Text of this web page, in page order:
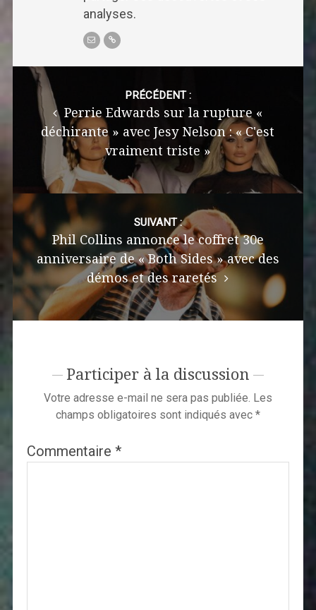
analyses.
Post
navigation
PRÉCÉDENT :
Perrie Edwards sur la rupture «
déchirante » avec Jesy Nelson : « C'est
vraiment triste »
SUIVANT :
Phil Collins annonce le coffret 30e
anniversaire de « Both Sides » avec des
démos et des raretés
Participer à la discussion
Votre adresse e-mail ne sera pas publiée. Les
champs obligatoires sont indiqués avec *
Commentaire *